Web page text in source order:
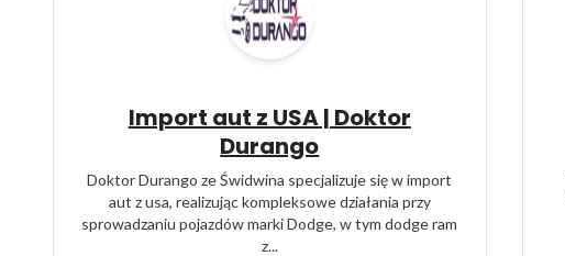
Import aut z USA | Doktor
Durango
Doktor Durango ze Świdwina specjalizuje się w import
aut z usa, realizując kompleksowe działania przy
sprowadzaniu pojazdów marki Dodge, w tym dodge ram
z...